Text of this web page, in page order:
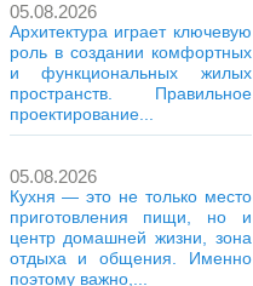
05.08.2026
Архитектура играет ключевую
роль в создании комфортных
и функциональных жилых
пространств. Правильное
проектирование...
05.08.2026
Кухня — это не только место
приготовления пищи, но и
центр домашней жизни, зона
отдыха и общения. Именно
поэтому важно,...